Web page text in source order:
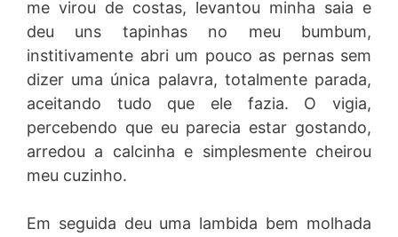
me virou de costas, levantou minha saia e
deu uns tapinhas no meu bumbum,
institivamente abri um pouco as pernas sem
dizer uma única palavra, totalmente parada,
aceitando tudo que ele fazia. O vigia,
percebendo que eu parecia estar gostando,
arredou a calcinha e simplesmente cheirou
meu cuzinho.
Em seguida deu uma lambida bem molhada